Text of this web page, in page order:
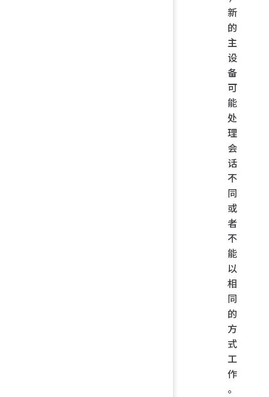
新
的
主
设
备
可
能
处
理
会
话
不
同
或
者
不
能
以
相
同
的
方
式
工
作
。